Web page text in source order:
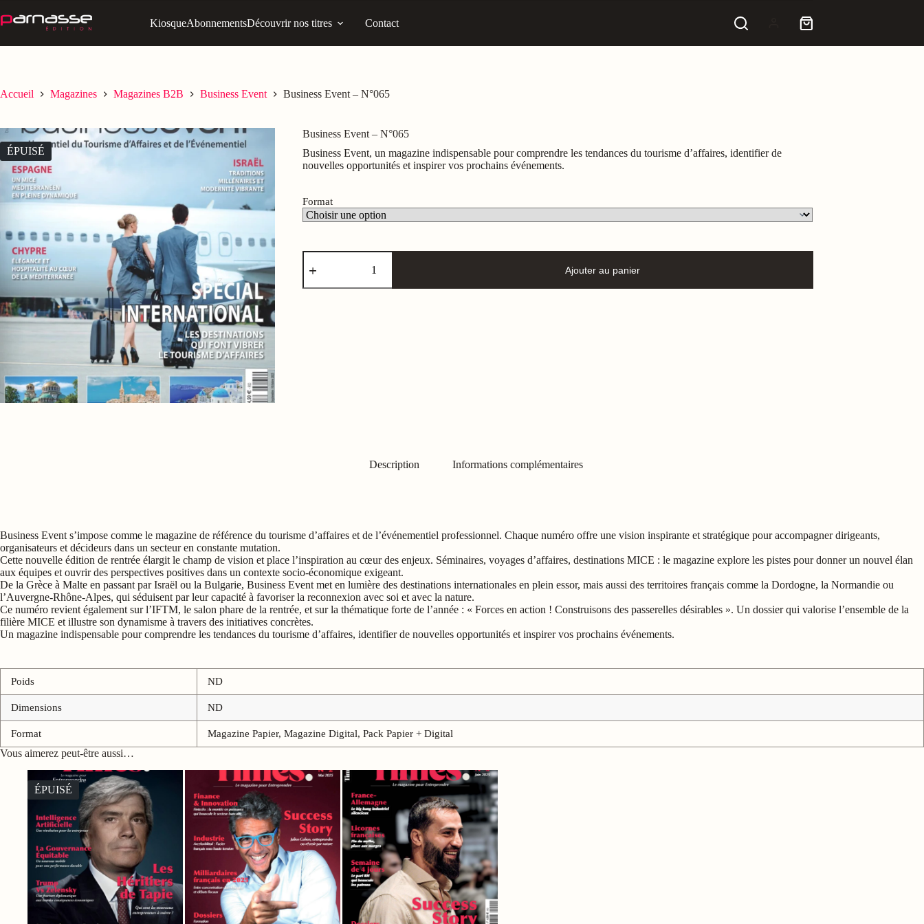
au
contenu
KiosqueAbonnementsDécouvrir nos titres Contact
Panier
Accueil Magazines Magazines B2B Business Event Business Event – N°065
ÉPUISÉ
Business Event – N°065
Business Event, un magazine indispensable pour comprendre les tendances du tourisme d’affaires, identifier de
nouvelles opportunités et inspirer vos prochains événements.
Format
quantité
de
Event
Ajouter au panier
Description Informations complémentaires
Business Event s’impose comme le magazine de référence du tourisme d’affaires et de l’événementiel professionnel. Chaque numéro offre une vision inspirante et stratégique pour accompagner dirigeants,
organisateurs et décideurs dans un secteur en constante mutation.
Cette nouvelle édition de rentrée élargit le champ de vision et place l’inspiration au cœur des enjeux. Séminaires, voyages d’affaires, destinations MICE : le magazine explore les pistes pour donner un nouvel élan
aux équipes et ouvrir des perspectives positives dans un contexte socio-économique exigeant.
De la Grèce à Malte en passant par Israël ou la Bulgarie, Business Event met en lumière des destinations internationales en plein essor, mais aussi des territoires français comme la Dordogne, la Normandie ou
l’Auvergne-Rhône-Alpes, qui séduisent par leur capacité à favoriser la reconnexion avec soi et avec la nature.
Ce numéro revient également sur l’IFTM, le salon phare de la rentrée, et sur la thématique forte de l’année : « Forces en action ! Construisons des passerelles désirables ». Un dossier qui valorise l’ensemble de la
filière MICE et illustre son dynamisme à travers des initiatives concrètes.
Un magazine indispensable pour comprendre les tendances du tourisme d’affaires, identifier de nouvelles opportunités et inspirer vos prochains événements.
Poids ND
Dimensions ND
Format Magazine Papier, Magazine Digital, Pack Papier + Digital
Vous aimerez peut-être aussi…
ÉPUISÉ